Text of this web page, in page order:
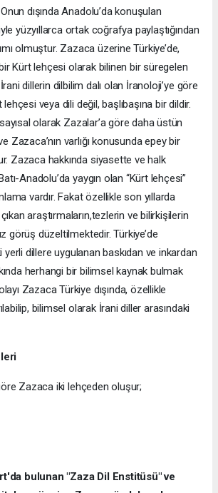
dışında Anadolu’da konuşulan
yüzyıllarca ortak coğrafya paylaştığından
olmuştur. Zazaca üzerine Türkiye’de,
Kürt lehçesi olarak bilinen bir süregelen
dillerin dilbilim dalı olan İranoloji’ye göre
veya dili değil, başlıbaşına bir dildir.
olarak Zazalar’a göre daha üstün
Zazaca’nın varlığı konusunda epey bir
Zazaca hakkında siyasette ve halk
Anadolu’da yaygın olan “Kürt lehçesi”
vardır. Fakat özellikle son yıllarda
araştırmaların,tezlerin ve bilirkişilerin
görüş düzeltilmektedir. Türkiye’de
yerli dillere uygulanan baskıdan ve inkardan
herhangi bir bilimsel kaynak bulmak
Zazaca Türkiye dışında, özellikle
bilimsel olarak İrani diller arasındaki
Zazaca iki lehçeden oluşur;
bulunan "Zaza Dil Enstitüsü" ve